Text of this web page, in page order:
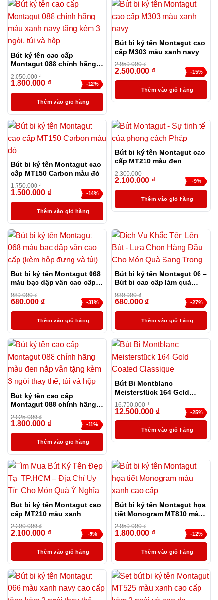
Bút ký tên cao cấp
Montagut 088 chính hãng
màu xanh navy tặng kèm 3
ngòi, túi và hộp
2.050.000₫
-12%
1.800.000 ₫
Thêm vào giỏ hàng
Bút bi ký tên Montagut cao
cấp M303 màu xanh navy
2.950.000₫
-15%
2.500.000 ₫
Thêm vào giỏ hàng
Bút bi ký tên Montagut cao
cấp MT150 Carbon màu đỏ
1.750.000₫
-14%
1.500.000 ₫
Thêm vào giỏ hàng
Bút bi ký tên Montagut cao
cấp MT210 màu đen
2.300.000₫
-9%
2.100.000 ₫
Thêm vào giỏ hàng
Bút bi ký tên Montagut 068
màu bạc dập vân cao cấp
(kèm hộp đựng và túi)
980.000₫
-31%
680.000 ₫
Thêm vào giỏ hàng
Bút bi ký tên Montagut 06 –
Bút bi cao cấp làm quà
tặng sếp
930.000₫
-27%
680.000 ₫
Thêm vào giỏ hàng
Bút ký tên cao cấp
Montagut 088 chính hãng
màu đen nắp vân tặng kèm
3 ngòi thay thế, túi và hộp
2.025.000₫
-11%
1.800.000 ₫
Thêm vào giỏ hàng
Bút Bi Montblanc
Meisterstück 164 Gold
Coated Classique
16.700.000₫
-25%
12.500.000 ₫
Thêm vào giỏ hàng
Bút bi ký tên Montagut cao
cấp MT210 màu xanh
2.300.000₫
-9%
2.100.000 ₫
Thêm vào giỏ hàng
Bút bi ký tên Montagut họa
tiết Monogram MT810 màu
xanh cao cấp
2.050.000₫
-12%
1.800.000 ₫
Thêm vào giỏ hàng